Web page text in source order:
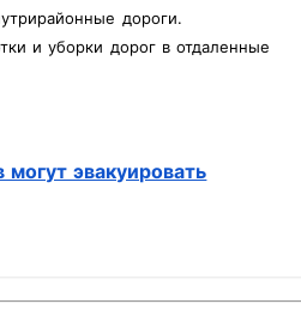
дороги.
и уборки дорог в отдаленные
эвакуировать